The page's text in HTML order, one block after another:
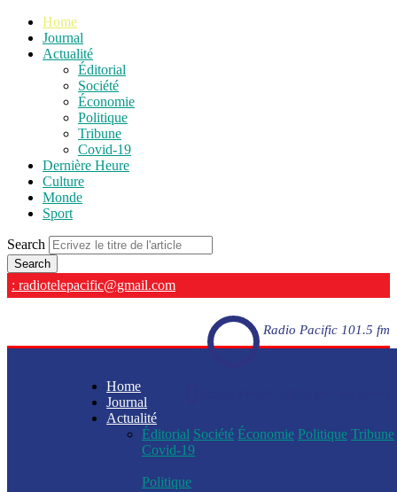
Home
Journal
Actualité
Éditorial
Société
Économie
Politique
Tribune
Covid-19
Dernière Heure
Culture
Monde
Sport
Search
: radiotelepacific@gmail.com
Radio Pacific 101.5 fm
Home
Journal
Actualité
Éditorial Société Économie Politique Tribune
Covid-19
Politique